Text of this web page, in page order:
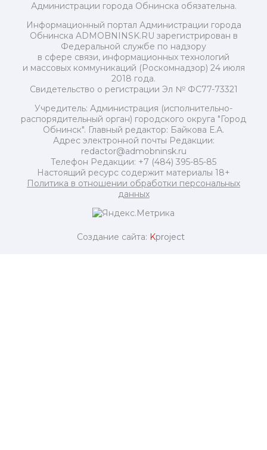
Администрации города Обнинска обязательна.
Информационный портал Администрации города
Обнинска ADMOBNINSK.RU зарегистрирован в
Федеральной службе по надзору
в сфере связи, информационных технологий
и массовых коммуникаций (Роскомнадзор) 24 июля
2018 года.
Свидетельство о регистрации Эл № ФС77-73321
Учредитель: Администрация (исполнительно-
распорядительный орган) городского округа "Город
Обнинск". Главный редактор: Байкова Е.А.
Адрес электронной почты Редакции:
redactor@admobninsk.ru
Телефон Редакции: +7 (484) 395-85-85
Настоящий ресурс содержит материалы 18+
Политика в отношении обработки персональных
данных
Создание сайта: Kproject